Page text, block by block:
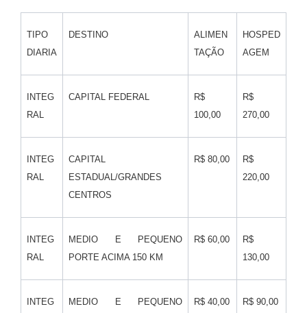
TIPO
DIARIA
DESTINO
ALIMEN
TAÇÃO
HOSPED
AGEM
INTEG
RAL
CAPITAL FEDERAL
R$
100,00
R$
270,00
INTEG
RAL
CAPITAL
ESTADUAL/GRANDES
CENTROS
R$ 80,00
R$
220,00
INTEG
RAL
MEDIO E PEQUENO
PORTE ACIMA 150 KM
R$ 60,00
R$
130,00
INTEG
MEDIO E PEQUENO
R$ 40,00 R$ 90,00